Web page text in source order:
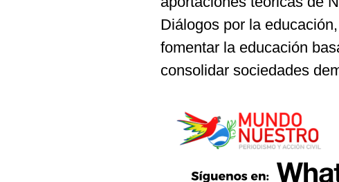
Diálogos por la
fomentar la educación
consolidar sociedades